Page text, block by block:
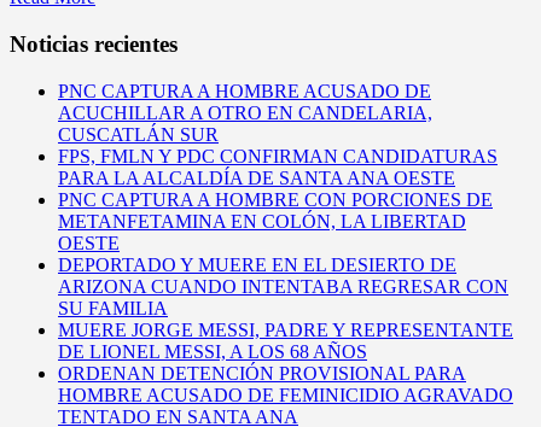
Noticias recientes
PNC CAPTURA A HOMBRE ACUSADO DE
ACUCHILLAR A OTRO EN CANDELARIA,
CUSCATLÁN SUR
FPS, FMLN Y PDC CONFIRMAN CANDIDATURAS
PARA LA ALCALDÍA DE SANTA ANA OESTE
PNC CAPTURA A HOMBRE CON PORCIONES DE
METANFETAMINA EN COLÓN, LA LIBERTAD
OESTE
DEPORTADO Y MUERE EN EL DESIERTO DE
ARIZONA CUANDO INTENTABA REGRESAR CON
SU FAMILIA
MUERE JORGE MESSI, PADRE Y REPRESENTANTE
DE LIONEL MESSI, A LOS 68 AÑOS
ORDENAN DETENCIÓN PROVISIONAL PARA
HOMBRE ACUSADO DE FEMINICIDIO AGRAVADO
TENTADO EN SANTA ANA